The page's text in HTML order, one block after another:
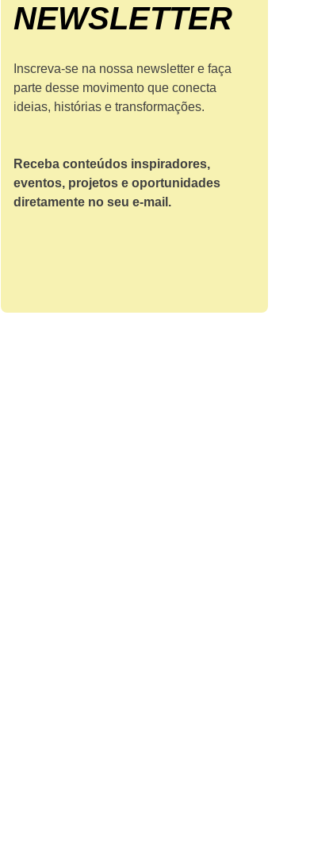
NEWS­LETTER
Inscreva-se na nossa newsletter e faça
parte desse movimento que conecta
ideias, histórias e transformações.
Receba conteúdos inspiradores,
eventos, projetos e oportunidades
diretamente no seu e-mail.